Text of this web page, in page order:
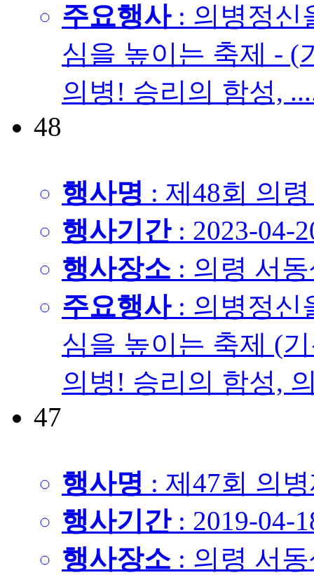
주요행사: 의병정신
심을 높이는 축제 - (
의병! 승리의 함성,
48
행사명 : 제48회 의
행사기간: 2023-04-
행사장소 : 의령 서
주요행사: 의병정신
심을 높이는 축제 (
의병! 승리의 함성,
47
행사명 : 제47회 의
행사기간: 2019-04-
행사장소 : 의령 서